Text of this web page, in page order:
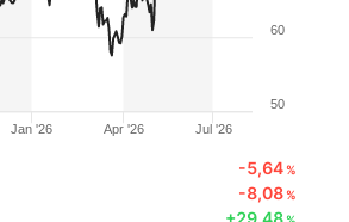
Jan '26 Apr '26 Jul '26
50
60
-5,64%
-8,08%
+29,48